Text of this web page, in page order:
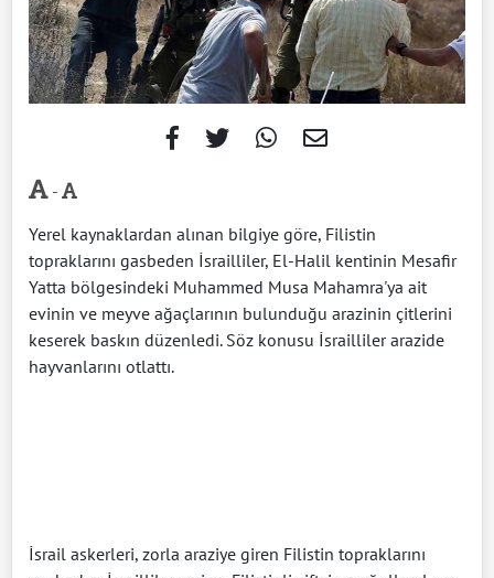
-
Yerel kaynaklardan alınan bilgiye göre, Filistin
topraklarını gasbeden İsrailliler, El-Halil kentinin Mesafir
Yatta bölgesindeki Muhammed Musa Mahamra'ya ait
evinin ve meyve ağaçlarının bulunduğu arazinin çitlerini
keserek baskın düzenledi. Söz konusu İsrailliler arazide
hayvanlarını otlattı.
İsrail askerleri, zorla araziye giren Filistin topraklarını